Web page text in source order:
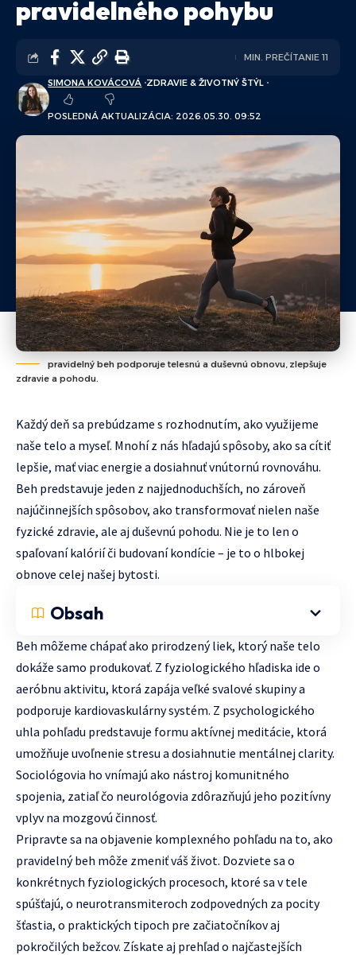
pravidelného pohybu
POSLEDNÁ AKTUALIZÁCIA: 2026.05.30. 09:52
SIMONA KOVÁCOVÁ ZDRAVIE & ŽIVOTNÝ ŠTÝL
MIN. PREČÍTANIE 11
pravidelný beh podporuje telesnú a duševnú obnovu, zlepšuje
zdravie a pohodu.
Každý deň sa prebúdzame s rozhodnutím, ako využijeme
naše telo a myseľ. Mnohí z nás hľadajú spôsoby, ako sa cítiť
lepšie, mať viac energie a dosiahnuť vnútornú rovnováhu.
Beh predstavuje jeden z najjednoduchších, no zároveň
najúčinnejších spôsobov, ako transformovať nielen naše
fyzické zdravie, ale aj duševnú pohodu. Nie je to len o
spaľovaní kalórií či budovaní kondície – je to o hlbokej
obnove celej našej bytosti.
Obsah
Beh môžeme chápať ako prirodzený liek, ktorý naše telo
dokáže samo produkovať. Z fyziologického hľadiska ide o
aeróbnu aktivitu, ktorá zapája veľké svalové skupiny a
podporuje kardiovaskulárny systém. Z psychologického
uhla pohľadu predstavuje formu aktívnej meditácie, ktorá
umožňuje uvoľnenie stresu a dosiahnutie mentálnej clarity.
Sociológovia ho vnímajú ako nástroj komunitného
spojenia, zatiaľ čo neurológovia zdôrazňujú jeho pozitívny
vplyv na mozgovú činnosť.
Pripravte sa na objavenie komplexného pohľadu na to, ako
pravidelný beh môže zmeniť váš život. Dozviete sa o
konkrétnych fyziologických procesoch, ktoré sa v tele
spúšťajú, o neurotransmiteroch zodpovedných za pocity
šťastia, o praktických tipoch pre začiatočníkov aj
pokročilých bežcov. Získate aj prehľad o najčastejších